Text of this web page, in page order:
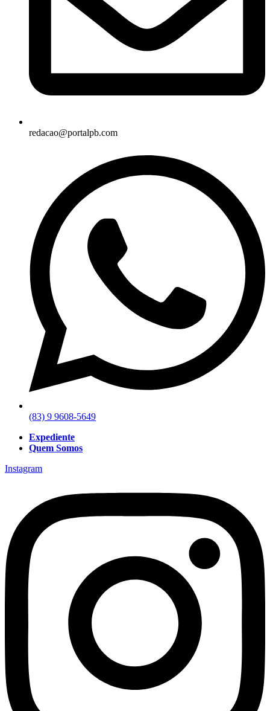
redacao@portalpb.com
(83) 9 9608-5649
Expediente
Quem Somos
Instagram